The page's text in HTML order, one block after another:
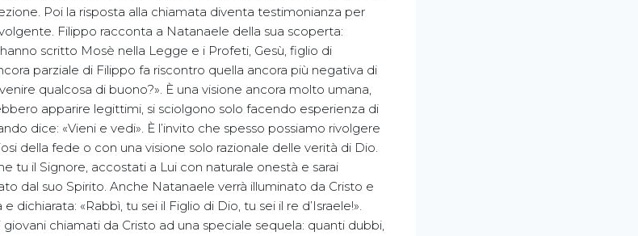
Poi la risposta alla chiamata diventa testimonianza per
Filippo racconta a Natanaele della sua scoperta:
scritto Mosè nella Legge e i Profeti, Gesù, figlio di
parziale di Filippo fa riscontro quella ancora più negativa di
qualcosa di buono?». È una visione ancora molto umana,
apparire legittimi, si sciolgono solo facendo esperienza di
dice: «Vieni e vedi». È l’invito che spesso possiamo rivolgere
della fede o con una visione solo razionale delle verità di Dio.
tu il Signore, accostati a Lui con naturale onestà e sarai
dal suo Spirito. Anche Natanaele verrà illuminato da Cristo e
dichiarata: «Rabbì, tu sei il Figlio di Dio, tu sei il re d’Israele!».
chiamati da Cristo ad una speciale sequela: quanti dubbi,